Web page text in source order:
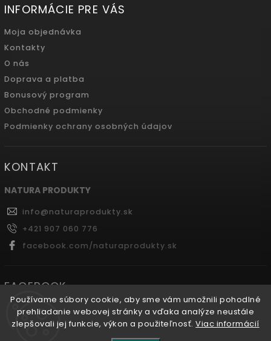
Používame súbory cookie, aby sme vám umožnili pohodlné
prehliadanie webovej stránky a vďaka analýze neustále
zlepšovali jej funkcie, výkon a použiteľnosť.Viac informácií
INFORMÁCIE PRE VÁS
Moja objednávka
Kontakty
O nás
Doprava a platba
Bonusový program
Obchodné podmienky
Podmienky ochrany osobných údajov
KONTAKT
NATURA PRODUKTY
info@naturaprodukty.sk
+421 907 060 776
facebook.com/naturaprodukty.sk
FACEBOOK